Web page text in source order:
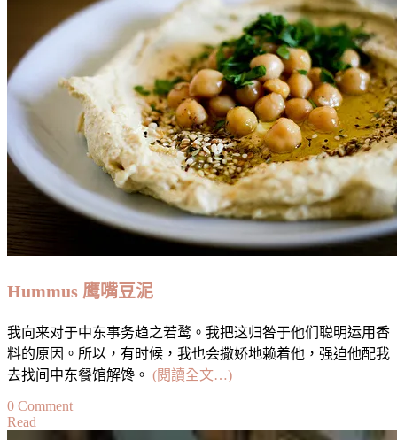
Hummus 鹰嘴豆泥
我向来对于中东事务趋之若鹜。我把这归咎于他们聪明运用香
料的原因。所以，有时候，我也会撒娇地赖着他，强迫他配我
去找间中东餐馆解馋。 (閱讀全文…)
0 Commenton
Read